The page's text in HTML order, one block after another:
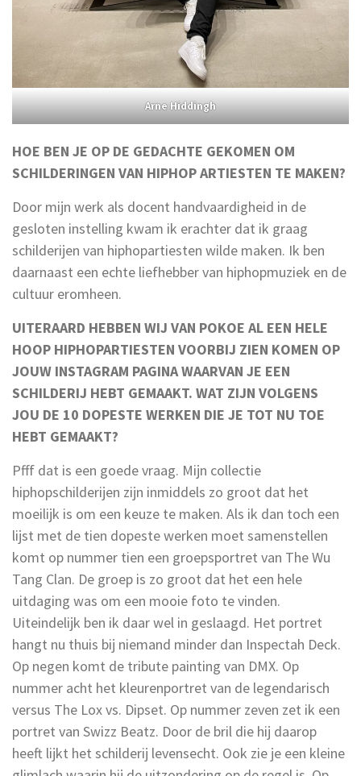
Arne Hiddingh
HOE BEN JE OP DE GEDACHTE GEKOMEN OM
SCHILDERINGEN VAN HIPHOP ARTIESTEN TE MAKEN?
Door mijn werk als docent handvaardigheid in de
gesloten instelling kwam ik erachter dat ik graag
schilderijen van hiphopartiesten wilde maken. Ik ben
daarnaast een echte liefhebber van hiphopmuziek en de
cultuur eromheen.
UITERAARD HEBBEN WIJ VAN POKOE AL EEN HELE
HOOP HIPHOPARTIESTEN VOORBIJ ZIEN KOMEN OP
JOUW INSTAGRAM PAGINA WAARVAN JE EEN
SCHILDERIJ HEBT GEMAAKT. WAT ZIJN VOLGENS
JOU DE 10 DOPESTE WERKEN DIE JE TOT NU TOE
HEBT GEMAAKT?
Pfff dat is een goede vraag. Mijn collectie
hiphopschilderijen zijn inmiddels zo groot dat het
moeilijk is om een keuze te maken. Als ik dan toch een
lijst met de tien dopeste werken moet samenstellen
komt op nummer tien een groepsportret van The Wu
Tang Clan. De groep is zo groot dat het een hele
uitdaging was om een mooie foto te vinden.
Uiteindelijk ben ik daar wel in geslaagd. Het portret
hangt nu thuis bij niemand minder dan Inspectah Deck.
Op negen komt de tribute painting van DMX. Op
nummer acht het kleurenportret van de legendarisch
versus The Lox vs. Dipset. Op nummer zeven zet ik een
portret van Swizz Beatz. Door de bril die hij daarop
heeft lijkt het schilderij levensecht. Ook zie je een kleine